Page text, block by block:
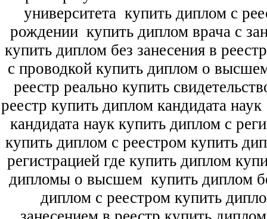
университета купить диплом с
рождении купить диплом врача с
купить диплом без занесения в
с проводкой купить диплом о
реестр реально купить
реестр купить диплом кандидата наук
кандидата наук купить диплом с
купить диплом с реестром купить
регистрацией где купить диплом
дипломы о высшем купить диплом
диплом с реестром купить